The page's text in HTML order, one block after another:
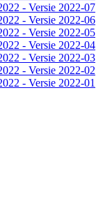
- Versie 2022-07
- Versie 2022-06
- Versie 2022-05
- Versie 2022-04
- Versie 2022-03
- Versie 2022-02
- Versie 2022-01